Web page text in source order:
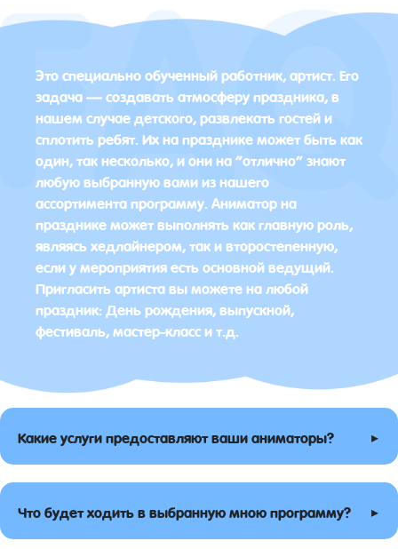
Это специально обученный работник, артист. Его
задача — создавать атмосферу праздника, в
нашем случае детского, развлекать гостей и
сплотить ребят. Их на празднике может быть как
один, так несколько, и они на “отлично” знают
любую выбранную вами из нашего
ассортимента программу. Аниматор на
празднике может выполнять как главную роль,
являясь хедлайнером, так и второстепенную,
если у мероприятия есть основной ведущий.
Пригласить артиста вы можете на любой
праздник: День рождения, выпускной,
фестиваль, мастер-класс и т.д.
Какие услуги предоставляют ваши аниматоры? ▸
Что будет ходить в выбранную мною программу? ▸